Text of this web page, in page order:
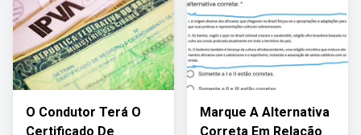
O Condutor Terá O
Certificado De
Marque A Alternativa
Correta Em Relação